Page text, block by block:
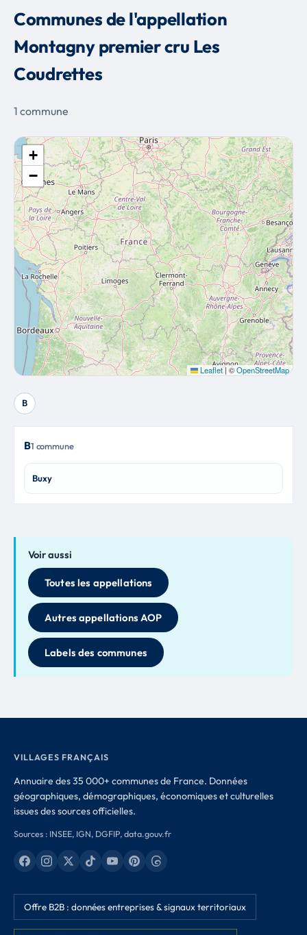
Communes de l'appellation
Montagny premier cru Les
Coudrettes
1 commune
+
−
Leaflet| ©OpenStreetMap
B
B1 commune
Buxy
Voir aussi
Toutes les appellations
Autres appellations AOP
Labels des communes
VILLAGES FRANÇAIS
Annuaire des 35 000+ communes de France. Données
géographiques, démographiques, économiques et culturelles
issues des sources officielles.
Sources : INSEE, IGN, DGFIP, data.gouv.fr
Offre B2B : données entreprises & signaux territoriaux